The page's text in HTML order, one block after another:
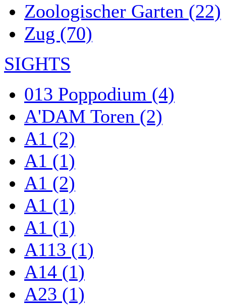
Zoologischer Garten (22)
Zug (70)
SIGHTS
013 Poppodium (4)
A'DAM Toren (2)
A1 (2)
A1 (1)
A1 (2)
A1 (1)
A1 (1)
A113 (1)
A14 (1)
A23 (1)